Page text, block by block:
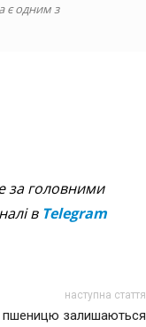
є одним з
за головними
в Telegram
наступна стаття
пшеницю залишаються